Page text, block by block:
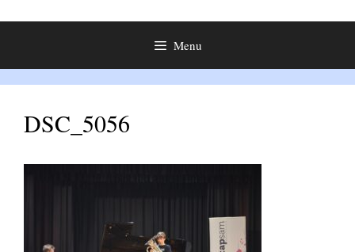
Menu
DSC_5056